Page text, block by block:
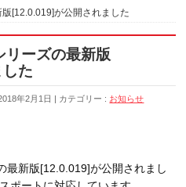
[12.0.019]が公開されました
リーズの最新版
た
年2月1日 カテゴリー : お知らせ
最新版[12.0.019]が公開されまし